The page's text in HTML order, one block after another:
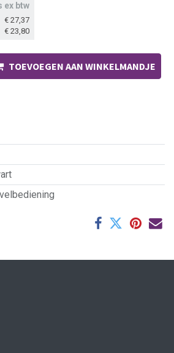
ex btw
€ 27,37
€ 23,80
TOEVOEGEN AAN WINKELMANDJE